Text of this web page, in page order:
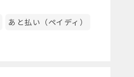
あと払い（ペイディ）